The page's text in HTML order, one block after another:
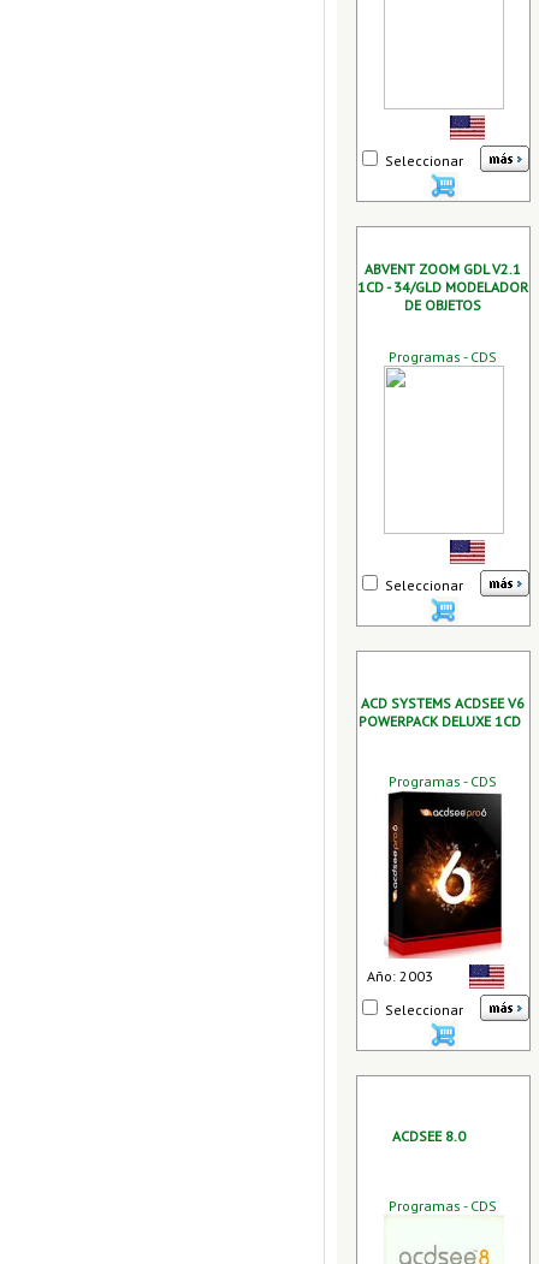
Seleccionar
ABVENT ZOOM GDL V2.1
1CD - 34/GLD MODELADOR
DE OBJETOS
Programas - CDS
Seleccionar
ACD SYSTEMS ACDSEE V6
POWERPACK DELUXE 1CD
Programas - CDS
Año: 2003
Seleccionar
ACDSEE 8.0
Programas - CDS